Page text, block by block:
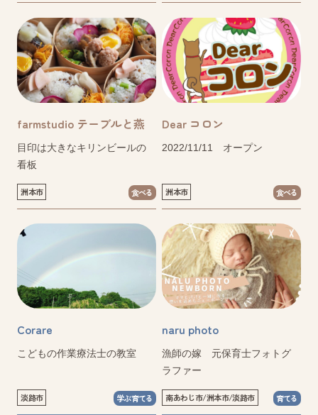
farmstudio テーブルと燕
目印は大きなキリンビールの
看板
洲本市 食べる
Dear コロン
2022/11/11 オープン
洲本市 食べる
Corare
こどもの作業療法士の教室
淡路市 学ぶ育てる
naru photo
漁師の嫁 元保育士フォトグ
ラファー
南あわじ市/洲本市/淡路市 育てる